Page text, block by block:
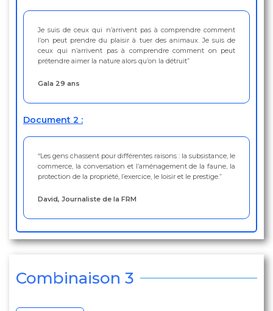
Je suis de ceux qui n’arrivent pas à comprendre comment
l’on peut prendre du plaisir à tuer des animaux. Je suis de
ceux qui n’arrivent pas à comprendre comment on peut
prétendre aimer la nature alors qu’on la détruit”
Gala 29 ans
Document 2 :
“Les gens chassent pour différentes raisons : la subsistance, le
commerce, la conversation et l’aménagement de la faune, la
protection de la propriété, l’exercice, le loisir et le prestige.”
David, Journaliste de la FRM
Combinaison 3